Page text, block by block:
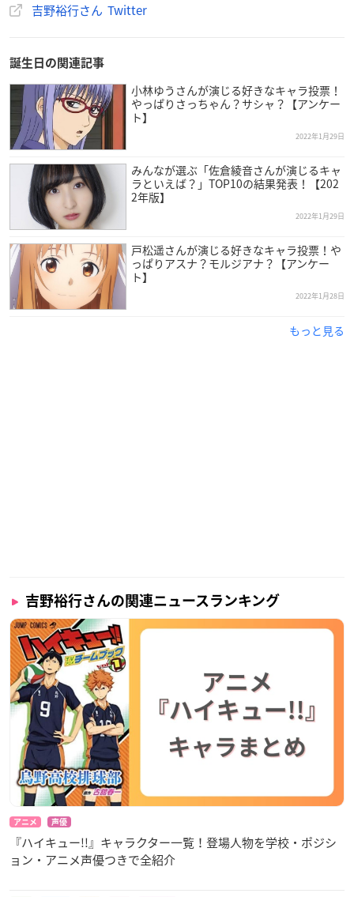
吉野裕行さん Twitter
誕生日の関連記事
小林ゆうさんが演じる好きなキャラ投票！
やっぱりさっちゃん？サシャ？【アンケー
ト】
2022年1月29日
みんなが選ぶ「佐倉綾音さんが演じるキャ
ラといえば？」TOP10の結果発表！【202
2年版】
2022年1月29日
戸松遥さんが演じる好きなキャラ投票！や
っぱりアスナ？モルジアナ？【アンケー
ト】
2022年1月28日
もっと見る
吉野裕行さんの関連ニュースランキング
アニメ 声優
『ハイキュー!!』キャラクター一覧！登場人物を学校・ポジシ
ョン・アニメ声優つきで全紹介